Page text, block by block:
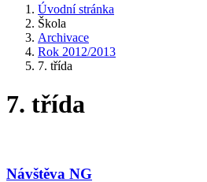
Úvodní stránka
Škola
Archivace
Rok 2012/2013
7. třída
7. třída
Návštěva NG